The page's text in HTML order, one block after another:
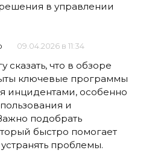
в управлении
09.04.2026 в 11:34
сказать, что в обзоре
ключевые программы
инцидентами, особенно
и
подобрать
быстро помогает
проблемы.